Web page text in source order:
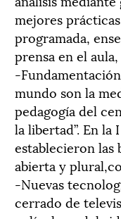
mejores
programada,
prensa en el
-
mundo son la
pedagogía del
la libertad”. En la
establecieron las
abierta y
-Nuevas
cerrado de